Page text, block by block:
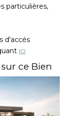
particulières,
d'accés
ici
ce Bien